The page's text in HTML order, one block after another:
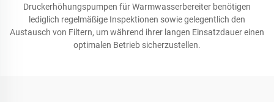
Druckerhöhungspumpen für Warmwasserbereiter benötigen
lediglich regelmäßige Inspektionen sowie gelegentlich den
Austausch von Filtern, um während ihrer langen Einsatzdauer einen
optimalen Betrieb sicherzustellen.